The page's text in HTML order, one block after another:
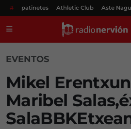
# patinetes Athletic Club Aste
EVENTOS
Mikel
Maribel